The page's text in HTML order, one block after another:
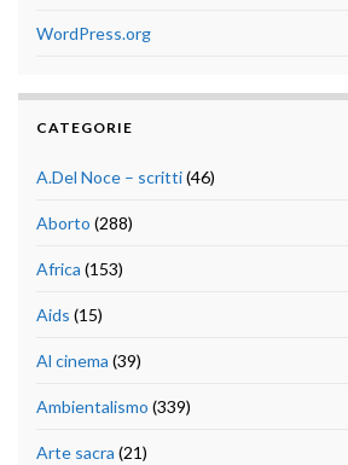
WordPress.org
CATEGORIE
A.Del Noce – scritti(46)
Aborto (288)
Africa (153)
Aids (15)
Al cinema (39)
Ambientalismo (339)
Arte sacra (21)